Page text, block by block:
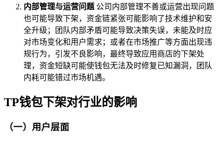
内部管理与运营问题 公司内部管理不善或运营出现问题
也可能导致下架，资金链紧张可能影响了技术维护和安
全升级；团队内部矛盾可能导致决策失误，未能及时应
对市场变化和用户需求；或者在市场推广等方面出现违
规行为，引发不良影响，最终导致应用商店的下架处
理，资金短缺可能使钱包无法及时修复已知漏洞，团队
内耗可能错过市场机遇。
TP钱包下架对行业的影响
（一）用户层面